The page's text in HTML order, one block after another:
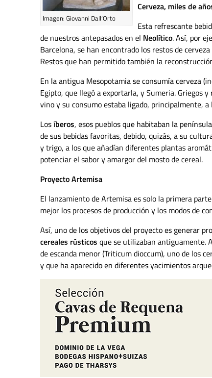
Imagen: Giovanni Dall’Orto
Cerveza, miles de
Esta refrescante
de nuestros antepasados en el Neolítico. Así, por
Barcelona, se han encontrado los restos de
Restos que han permitido también la
En la antigua Mesopotamia se consumía cerveza
Egipto, que llegó a exportarla, y Sumeria. Griegos
vino y su consumo estaba ligado, principalmente, a
Losíberos, esos pueblos que habitaban la
de sus bebidas favoritas, debido, quizás, a su
y trigo, a los que añadían diferentes plantas
potenciar el sabor y amargor del mosto de cereal.
Proyecto Artemisa
El lanzamiento de Artemisa es solo la primera
mejor los procesos de producción y los modos de
Así, uno de los objetivos del proyecto es generar
cereales rústicos que se utilizaban antiguamente.
de escanda menor (Triticum dioccum), uno de los
y que ha aparecido en diferentes yacimientos